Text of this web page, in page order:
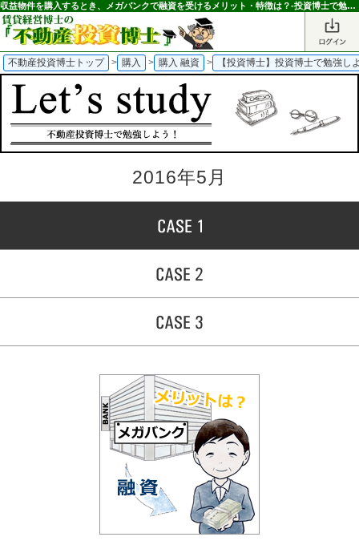
収益物件を購入するとき、メガバンクで融資を受けるメリット・特徴は？-投資博士で勉強しよう！-｜不動産投資博士
不動産投資博士トップ > 購入 > 購入 融資 > 【投資博士】投資博士で勉強し
2016年5月